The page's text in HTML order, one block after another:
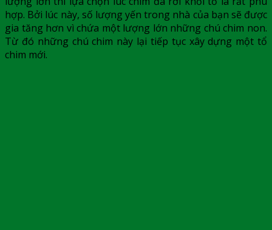
hợp. Bởi lúc này, số lượng yến trong nhà của bạn sẽ được
gia tăng hơn vì chứa một lượng lớn những chú chim non.
Từ đó những chú chim này lại tiếp tục xây dựng một tổ
chim mới.